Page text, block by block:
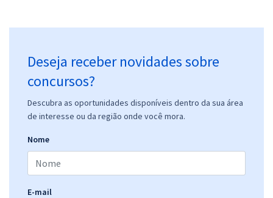
Deseja receber novidades sobre
concursos?
Descubra as oportunidades disponíveis dentro da sua área
de interesse ou da região onde você mora.
Nome
E-mail